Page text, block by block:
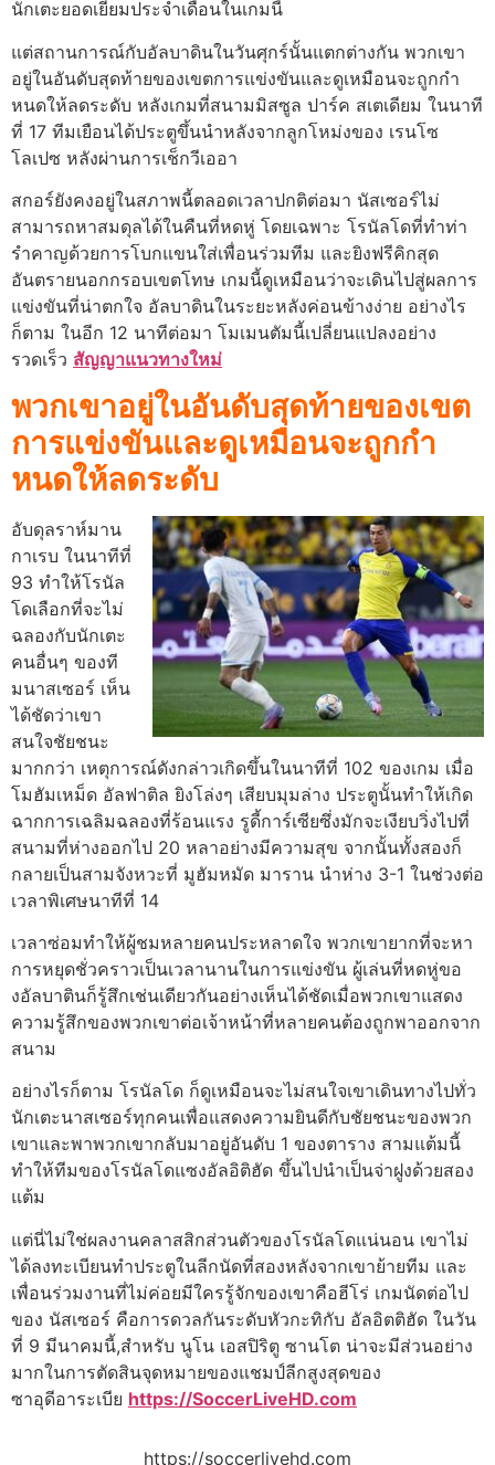
นักเตะยอดเยี่ยมประจำเดือนในเกมนี้
แต่สถานการณ์กับอัลบาดินในวันศุกร์นั้นแตกต่างกัน พวกเขา
อยู่ในอันดับสุดท้ายของเขตการแข่งขันและดูเหมือนจะถูกกํา
หนดให้ลดระดับ หลังเกมที่สนามมิสซูล ปาร์ค สเตเดียม ในนาที
ที่ 17 ทีมเยือนได้ประตูขึ้นนำหลังจากลูกโหม่งของ เรนโซ
โลเปซ หลังผ่านการเช็กวีเออา
สกอร์ยังคงอยู่ในสภาพนี้ตลอดเวลาปกติต่อมา นัสเซอร์ไม่
สามารถหาสมดุลได้ในคืนที่หดหู่ โดยเฉพาะ โรนัลโดที่ทำท่า
รำคาญด้วยการโบกแขนใส่เพื่อนร่วมทีม และยิงฟรีคิกสุด
อันตรายนอกกรอบเขตโทษ เกมนี้ดูเหมือนว่าจะเดินไปสู่ผลการ
แข่งขันที่น่าตกใจ อัลบาดินในระยะหลังค่อนข้างง่าย อย่างไร
ก็ตาม ในอีก 12 นาทีต่อมา โมเมนตัมนี้เปลี่ยนแปลงอย่าง
รวดเร็ว สัญญาแนวทางใหม่
พวกเขาอยู่ในอันดับสุดท้ายของเขต
การแข่งขันและดูเหมือนจะถูกกํา
หนดให้ลดระดับ
อับดุลราห์มาน
กาเรบ ในนาทีที่
93 ทำให้โรนัล
โดเลือกที่จะไม่
ฉลองกับนักเตะ
คนอื่นๆ ของที
มนาสเซอร์ เห็น
ได้ชัดว่าเขา
สนใจชัยชนะ
มากกว่า เหตุการณ์ดังกล่าวเกิดขึ้นในนาทีที่ 102 ของเกม เมื่อ
โมฮัมเหม็ด อัลฟาติล ยิงโล่งๆ เสียบมุมล่าง ประตูนั้นทําให้เกิด
ฉากการเฉลิมฉลองที่ร้อนแรง รูดี้การ์เซียซึ่งมักจะเงียบวิ่งไปที่
สนามที่ห่างออกไป 20 หลาอย่างมีความสุข จากนั้นทั้งสองก็
กลายเป็นสามจังหวะที่ มูฮัมหมัด มาราน นำห่าง 3-1 ในช่วงต่อ
เวลาพิเศษนาทีที่ 14
เวลาซ่อมทําให้ผู้ชมหลายคนประหลาดใจ พวกเขายากที่จะหา
การหยุดชั่วคราวเป็นเวลานานในการแข่งขัน ผู้เล่นที่หดหู่ขอ
งอัลบาตินก็รู้สึกเช่นเดียวกันอย่างเห็นได้ชัดเมื่อพวกเขาแสดง
ความรู้สึกของพวกเขาต่อเจ้าหน้าที่หลายคนต้องถูกพาออกจาก
สนาม
อย่างไรก็ตาม โรนัลโด ก็ดูเหมือนจะไม่สนใจเขาเดินทางไปทั่ว
นักเตะนาสเซอร์ทุกคนเพื่อแสดงความยินดีกับชัยชนะของพวก
เขาและพาพวกเขากลับมาอยู่อันดับ 1 ของตาราง สามแต้มนี้
ทำให้ทีมของโรนัลโดแซงอัลอิติฮัด ขึ้นไปนำเป็นจ่าฝูงด้วยสอง
แต้ม
แต่นี่ไม่ใช่ผลงานคลาสสิกส่วนตัวของโรนัลโดแน่นอน เขาไม่
ได้ลงทะเบียนทําประตูในลีกนัดที่สองหลังจากเขาย้ายทีม และ
เพื่อนร่วมงานที่ไม่ค่อยมีใครรู้จักของเขาคือฮีโร่ เกมนัดต่อไป
ของ นัสเซอร์ คือการดวลกันระดับหัวกะทิกับ อัลอิตติฮัด ในวัน
ที่ 9 มีนาคมนี้,สำหรับ นูโน เอสปิริตู ซานโต น่าจะมีส่วนอย่าง
มากในการตัดสินจุดหมายของแชมป์ลีกสูงสุดของ
ซาอุดีอาระเบีย https://SoccerLiveHD.com
https://soccerlivehd.com